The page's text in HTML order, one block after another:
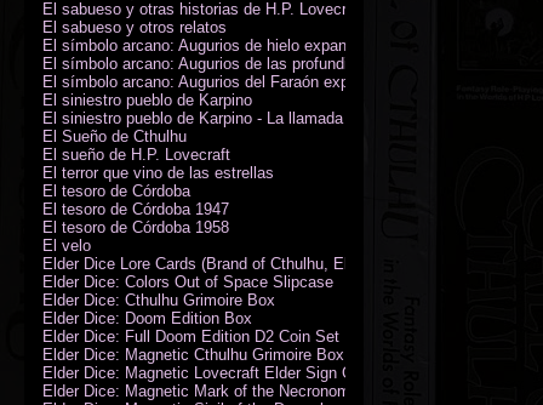
El sabueso y otras historias de H.P. Lovecraft
El sabueso y otros relatos
El símbolo arcano: Augurios de hielo expansión
El símbolo arcano: Augurios de las profundidades expansión
El símbolo arcano: Augurios del Faraón expansión
El siniestro pueblo de Karpino
El siniestro pueblo de Karpino - La llamada de Cthulhu
El Sueño de Cthulhu
El sueño de H.P. Lovecraft
El terror que vino de las estrellas
El tesoro de Córdoba
El tesoro de Córdoba 1947
El tesoro de Córdoba 1958
El velo
Elder Dice Lore Cards (Brand of Cthulhu, Elder Sign, Astral Elder Sign)
Elder Dice: Colors Out of Space Slipcase
Elder Dice: Cthulhu Grimoire Box
Elder Dice: Doom Edition Box
Elder Dice: Full Doom Edition D2 Coin Set
Elder Dice: Magnetic Cthulhu Grimoire Box
Elder Dice: Magnetic Lovecraft Elder Sign Grimoire Box
Elder Dice: Magnetic Mark of the Necronomicon Grimoire Box